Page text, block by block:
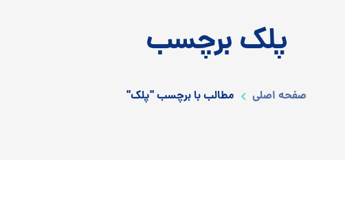
پلک برچسب
صفحه اصلی مطالب با برچسب "پلک"